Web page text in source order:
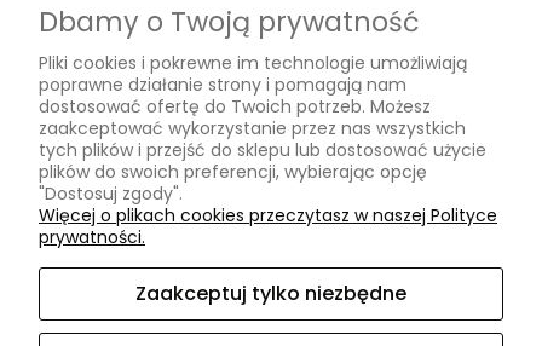
Odstąp od umowy tutaj
PŁATNOŚCI I DOSTAWA
Formy płatności
Czas i koszty dostawy
Moje konto
Przechowalnia
Dbamy o Twoją prywatność
Pliki cookies i pokrewne im technologie umożliwiają
poprawne działanie strony i pomagają nam
dostosować ofertę do Twoich potrzeb. Możesz
zaakceptować wykorzystanie przez nas wszystkich
tych plików i przejść do sklepu lub dostosować użycie
plików do swoich preferencji, wybierając opcję
"Dostosuj zgody".
Więcej o plikach cookies przeczytasz w naszej Polityce
prywatności.
Zaakceptuj tylko niezbędne